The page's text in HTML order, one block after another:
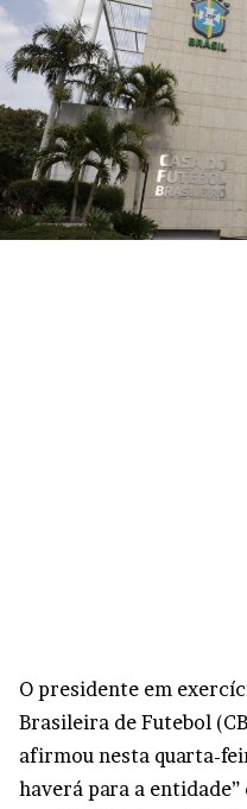
O presidente em
Brasileira de Futebol
afirmou nesta quarta-
haverá para a